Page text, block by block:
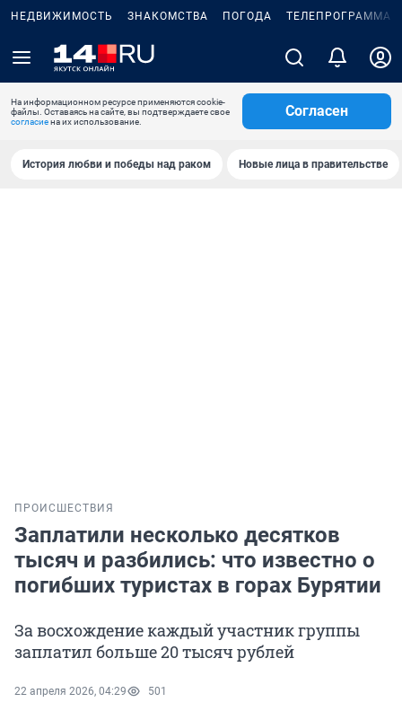
НЕДВИЖИМОСТЬ ЗНАКОМСТВА ПОГОДА ТЕЛЕПРОГРАММА
На информационном ресурсе применяются cookie-
файлы. Оставаясь на сайте, вы подтверждаете свое
согласиена их использование.
Согласен
История любви и победы над раком Новые лица в правительстве
ПРОИСШЕСТВИЯ
Заплатили несколько десятков
тысяч и разбились: что известно о
погибших туристах в горах Бурятии
За восхождение каждый участник группы
заплатил больше 20 тысяч рублей
22 апреля 2026, 04:29 501